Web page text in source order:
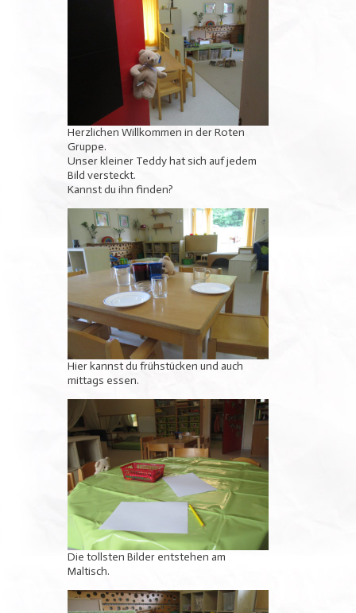
Herzlichen Willkommen in der Roten
Gruppe.
Unser kleiner Teddy hat sich auf jedem
Bild versteckt.
Kannst du ihn finden?
Hier kannst du frühstücken und auch
mittags essen.
Die tollsten Bilder entstehen am
Maltisch.